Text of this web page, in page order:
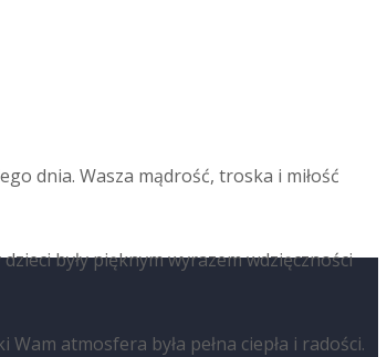
dnia. Wasza mądrość, troska i miłość
były pięknym wyrazem wdzięczności
atmosfera była pełna ciepła i radości.